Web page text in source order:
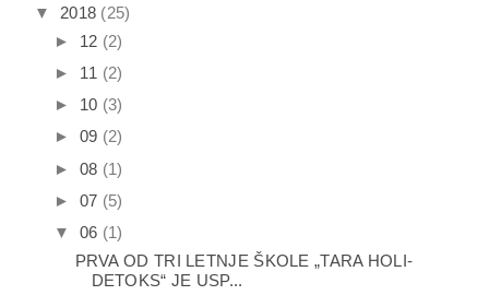
▼
2018 (25)
► 12 (2)
► 11 (2)
► 10 (3)
► 09 (2)
► 08 (1)
► 07 (5)
▼
06 (1)
PRVA OD TRI LETNJE ŠKOLE „TARA HOLI-
DETOKS“ JE USP...